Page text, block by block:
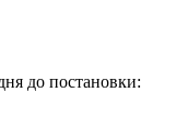
до постановки: